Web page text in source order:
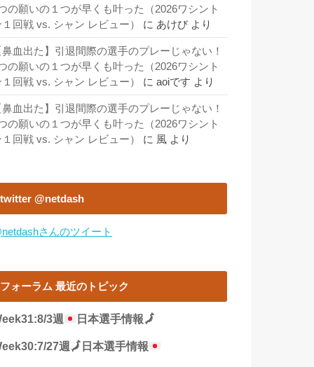
の願いの１つが早くも叶った（2026ワシント
１回戦 vs. シャン レビュー）
に あけび より
鼻血出た】引退間際の選手のプレーじゃない！
の願いの１つが早くも叶った（2026ワシント
１回戦 vs. シャン レビュー）
に aoiです より
鼻血出た】引退間際の選手のプレーじゃない！
の願いの１つが早くも叶った（2026ワシント
１回戦 vs. シャン レビュー）
に 風 より
twitter @netdash
さんのツイート
フォーラム 最近のトピック
3週 日本選手情報🗾
27週🗾 日本選手情報